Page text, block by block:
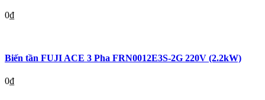
0₫
Biến tần FUJI ACE 3 Pha FRN0012E3S-2G 220V (2.2kW)
0₫